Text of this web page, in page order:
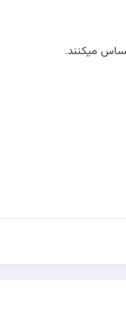
میکنند.